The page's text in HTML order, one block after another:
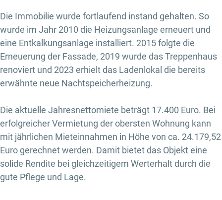
Die Immobilie wurde fortlaufend instand gehalten. So
wurde im Jahr 2010 die Heizungsanlage erneuert und
eine Entkalkungsanlage installiert. 2015 folgte die
Erneuerung der Fassade, 2019 wurde das Treppenhaus
renoviert und 2023 erhielt das Ladenlokal die bereits
erwähnte neue Nachtspeicherheizung.
Die aktuelle Jahresnettomiete beträgt 17.400 Euro. Bei
erfolgreicher Vermietung der obersten Wohnung kann
mit jährlichen Mieteinnahmen in Höhe von ca. 24.179,52
Euro gerechnet werden. Damit bietet das Objekt eine
solide Rendite bei gleichzeitigem Werterhalt durch die
gute Pflege und Lage.